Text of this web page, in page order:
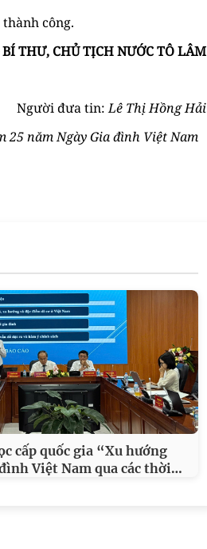
công.
BÍ THƯ, CHỦ TỊCH NƯỚC TÔ LÂM
Người đưa tin:Lê Thị Hồng Hải
năm Ngày Gia đình Việt Nam
cấp quốc gia “Xu hướng
Việt Nam qua các thời…